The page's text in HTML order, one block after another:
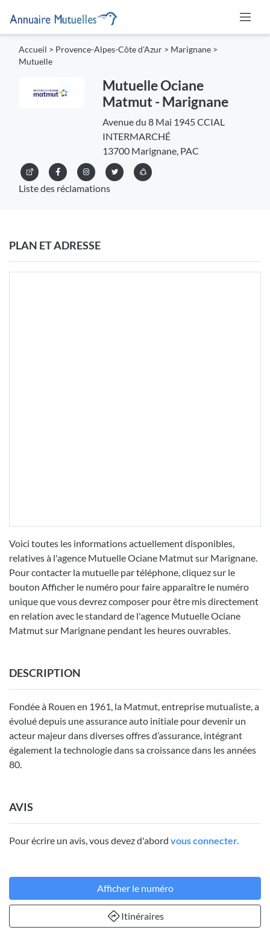
Accueil > Provence-Alpes-Côte d'Azur > Marignane >
Mutuelle
Mutuelle Ociane
Matmut - Marignane
Avenue du 8 Mai 1945 CCIAL
INTERMARCHÉ
13700 Marignane, PAC
Liste des réclamations
PLAN ET ADRESSE
Voici toutes les informations actuellement disponibles,
relatives à l'agence Mutuelle Ociane Matmut sur Marignane.
Pour contacter la mutuelle par téléphone, cliquez sur le
bouton Afficher le numéro pour faire apparaître le numéro
unique que vous devrez composer pour être mis directement
en relation avec le standard de l'agence Mutuelle Ociane
Matmut sur Marignane pendant les heures ouvrables.
DESCRIPTION
Fondée à Rouen en 1961, la Matmut, entreprise mutualiste, a
évolué depuis une assurance auto initiale pour devenir un
acteur majeur dans diverses offres d’assurance, intégrant
également la technologie dans sa croissance dans les années
80.
AVIS
Pour écrire un avis, vous devez d'abord vous connecter.
Afficher le numéro
Itinéraires